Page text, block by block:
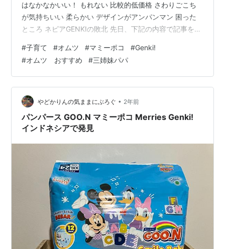
はなかなかいい！ もれない 比較的低価格 さわりごこち
が気持ちいい 柔らかい デザインがアンパンマン 困った
ところ ネピアGENKIの敗北 先日、下記の内容で記事を書
GENKI。 残念ながらウンＰが漏れてしました。 漏れた個
所は股関節周り。 足とのフィット感が弱く隙間を発見。
風邪から復帰したての三女は水様便だったため、漏れて
しまいました。 固いウンチの時は漏れなかったのです
が。 隙間から漏れて歩いたために床から汚れる羽目に。
体調の…
#子育て #オムツ #マミーポコ #Genki!
#オムツ おすすめ #三姉妹パパ
やどかりんの気ままにぶろぐ • 2年前
パンパース GOO.N マミーポコ Merries Genki!
インドネシアで発見